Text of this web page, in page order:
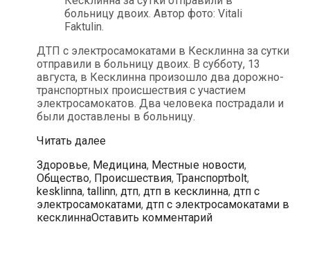
больницу двоих. Автор фото: Vitali
Faktulin.
ДТП с электросамокатами в Кесклинна за сутки
отправили в больницу двоих. В субботу, 13
августа, в Кесклинна произошло два дорожно-
транспортных происшествия с участием
электросамокатов. Два человека пострадали и
были доставлены в больницу.
Читать далееДТП
электросамокатами
в
Кесклинна
за
сутки
Рубрики
Здоровье, Медицина, Местные новости,
Общество, Происшествия, ТранспортМетки
bolt,
kesklinna, tallinn, дтп, дтп в кесклинна, дтп с
электросамокатами, дтп с электросамокатами в
кесклиннаОставить комментарий